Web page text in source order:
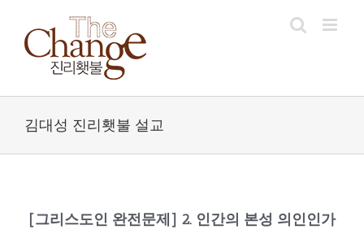
content
김대성 진리횃불 설교
[그리스도인 완전문제] 2. 인간의 본성 의인인가